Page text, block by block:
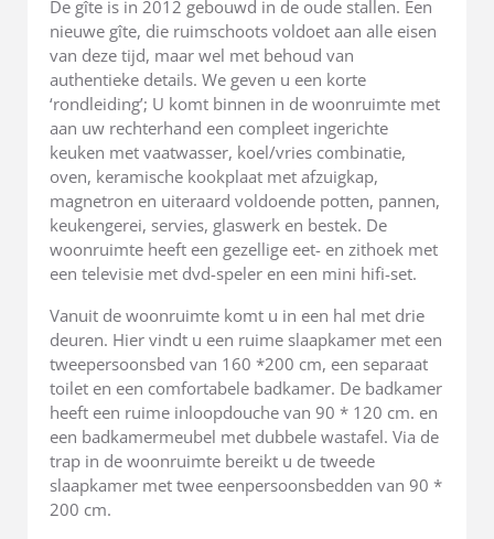
De gîte is in 2012 gebouwd in de oude stallen. Een
nieuwe gîte, die ruimschoots voldoet aan alle eisen
van deze tijd, maar wel met behoud van
authentieke details. We geven u een korte
‘rondleiding’; U komt binnen in de woonruimte met
aan uw rechterhand een compleet ingerichte
keuken met vaatwasser, koel/vries combinatie,
oven, keramische kookplaat met afzuigkap,
magnetron en uiteraard voldoende potten, pannen,
keukengerei, servies, glaswerk en bestek. De
woonruimte heeft een gezellige eet- en zithoek met
een televisie met dvd-speler en een mini hifi-set.
Vanuit de woonruimte komt u in een hal met drie
deuren. Hier vindt u een ruime slaapkamer met een
tweepersoonsbed van 160 *200 cm, een separaat
toilet en een comfortabele badkamer. De badkamer
heeft een ruime inloopdouche van 90 * 120 cm. en
een badkamermeubel met dubbele wastafel. Via de
trap in de woonruimte bereikt u de tweede
slaapkamer met twee eenpersoonsbedden van 90 *
200 cm.